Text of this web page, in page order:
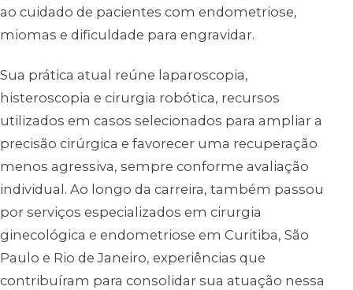
ao cuidado de pacientes com endometriose,
miomas e dificuldade para engravidar.
Sua prática atual reúne laparoscopia,
histeroscopia e cirurgia robótica, recursos
utilizados em casos selecionados para ampliar a
precisão cirúrgica e favorecer uma recuperação
menos agressiva, sempre conforme avaliação
individual. Ao longo da carreira, também passou
por serviços especializados em cirurgia
ginecológica e endometriose em Curitiba, São
Paulo e Rio de Janeiro, experiências que
contribuíram para consolidar sua atuação nessa